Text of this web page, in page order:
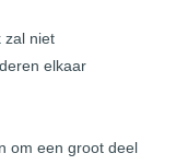
zal niet
elkaar
om een groot deel